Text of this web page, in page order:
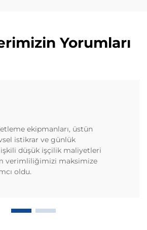
Yorumları
ekipmanları, üstün
istikrar ve günlük
düşük işçilik maliyetleri
verimliliğimizi maksimize
oldu.